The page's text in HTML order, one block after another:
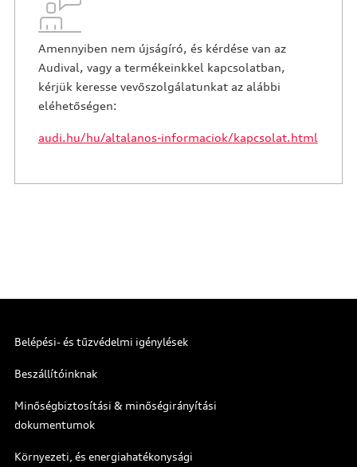
Amennyiben nem újságíró, és kérdése van az
Audival, vagy a termékeinkkel kapcsolatban,
kérjük keresse vevőszolgálatunkat az alábbi
eléhetőségen:
audi.hu/hu/altalanos-informaciok/kapcsolat.html
Belépési- és tűzvédelmi igénylések
Beszállítóinknak
Minőségbiztosítási & minőségirányítási
dokumentumok
Környezeti, és energiahatékonysági